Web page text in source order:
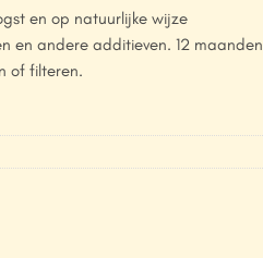
en op natuurlijke wijze
en andere additieven. 12 maanden
of filteren.